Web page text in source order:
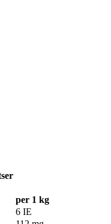
per 1 kg
6 IE